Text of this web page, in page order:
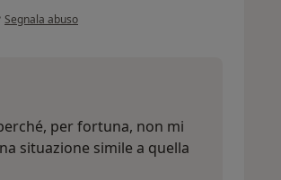
secondo l'opinione dell'utente O.A
Segnala abuso
per fortuna, non mi
situazione simile a quella